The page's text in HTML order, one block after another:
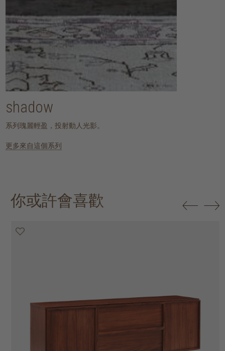
shadow
系列瑰麗輕盈，投射動人光影。
更多來自這個系列
你或許會喜歡